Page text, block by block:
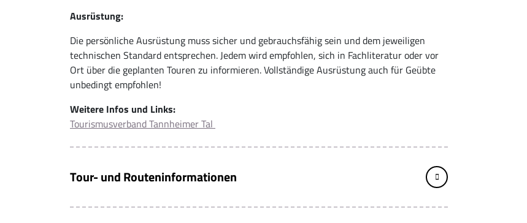
Ausrüstung:
Die persönliche Ausrüstung muss sicher und gebrauchsfähig sein und dem jeweiligen
technischen Standard entsprechen. Jedem wird empfohlen, sich in Fachliteratur oder vor
Ort über die geplanten Touren zu informieren. Vollständige Ausrüstung auch für Geübte
unbedingt empfohlen!
Weitere Infos und Links:
Tourismusverband Tannheimer Tal
Tour- und Routeninformationen